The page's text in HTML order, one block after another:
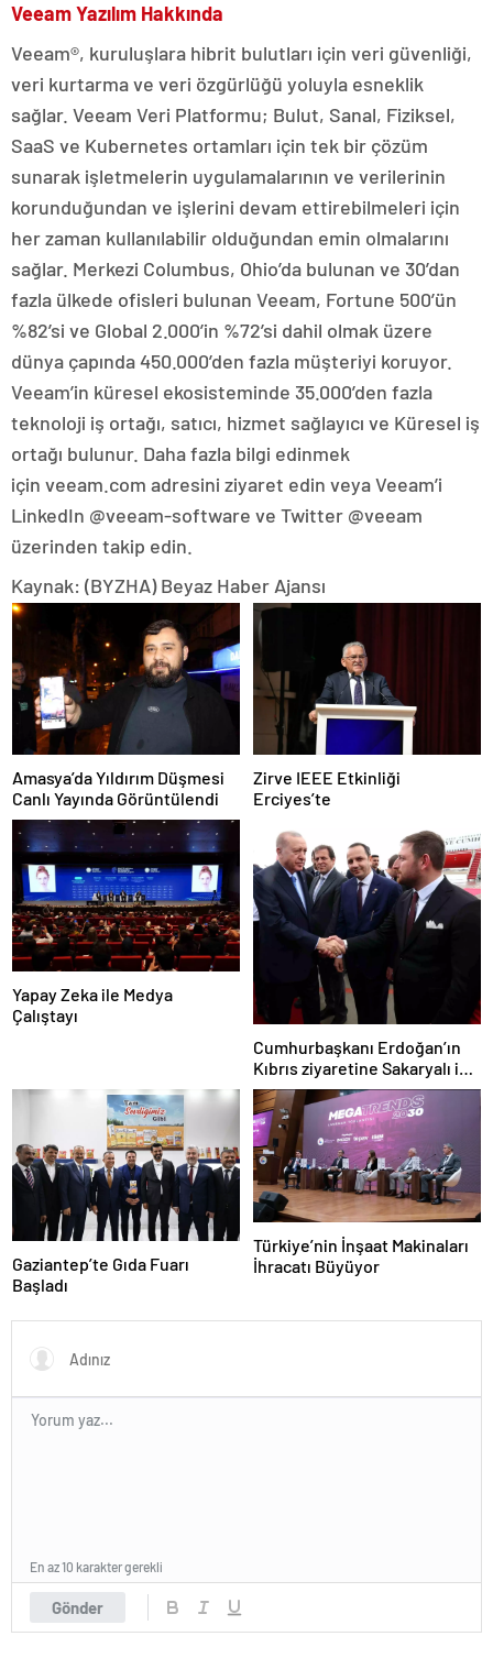
Veeam Yazılım Hakkında
Veeam®, kuruluşlara hibrit bulutları için veri güvenliği,
veri kurtarma ve veri özgürlüğü yoluyla esneklik
sağlar. Veeam Veri Platformu; Bulut, Sanal, Fiziksel,
SaaS ve Kubernetes ortamları için tek bir çözüm
sunarak işletmelerin uygulamalarının ve verilerinin
korunduğundan ve işlerini devam ettirebilmeleri için
her zaman kullanılabilir olduğundan emin olmalarını
sağlar. Merkezi Columbus, Ohio’da bulunan ve 30’dan
fazla ülkede ofisleri bulunan Veeam, Fortune 500’ün
%82’si ve Global 2.000’in %72’si dahil olmak üzere
dünya çapında 450.000’den fazla müşteriyi koruyor.
Veeam’in küresel ekosisteminde 35.000’den fazla
teknoloji iş ortağı, satıcı, hizmet sağlayıcı ve Küresel iş
ortağı bulunur. Daha fazla bilgi edinmek
için veeam.com adresini ziyaret edin veya Veeam’i
LinkedIn @veeam-software ve Twitter @veeam
üzerinden takip edin.
Kaynak: (BYZHA) Beyaz Haber Ajansı
Amasya’da Yıldırım Düşmesi
Canlı Yayında Görüntülendi
Zirve IEEE Etkinliği
Erciyes’te
Yapay Zeka ile Medya
Çalıştayı
Cumhurbaşkanı Erdoğan’ın
Kıbrıs ziyaretine Sakaryalı iş
insanı da eşlik etti
Gaziantep’te Gıda Fuarı
Başladı
Türkiye’nin İnşaat Makinaları
İhracatı Büyüyor
Gönder
En az 10 karakter gerekli